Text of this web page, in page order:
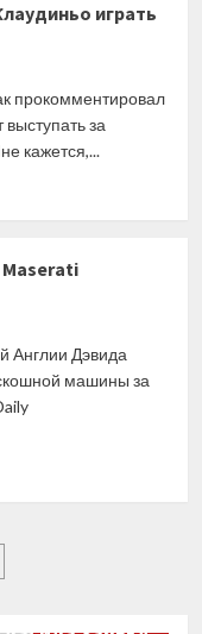
играть
прокомментировал
за
кажется,...
Англии Дэвида
машины за